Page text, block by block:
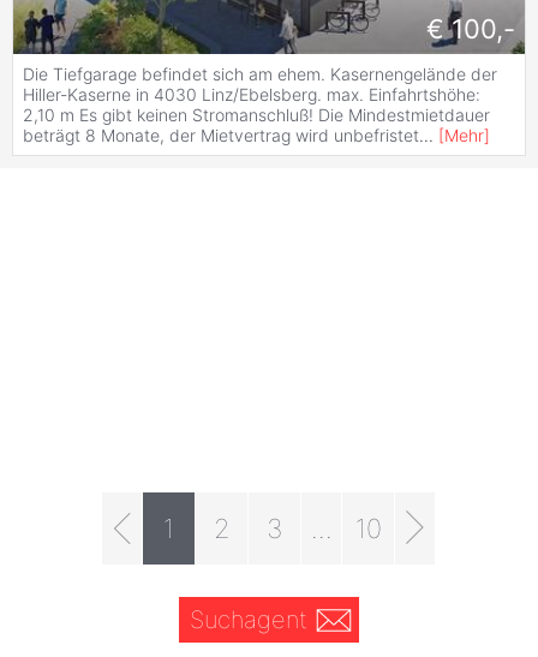
€ 100,-
Die Tiefgarage befindet sich am ehem. Kasernengelände der
Hiller-Kaserne in 4030 Linz/Ebelsberg. max. Einfahrtshöhe:
2,10 m Es gibt keinen Stromanschluß! Die Mindestmietdauer
beträgt 8 Monate, der Mietvertrag wird unbefristet... [Mehr]
1 2 3 10
Suchagent